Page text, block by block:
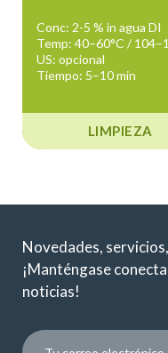
Conc: 2-5 % in agua DI
Temp: 40–60°C /
US: opcional
Tiempo: 5–10 min
LIMPIEZA
Novedades,
¡Manténgase
noticias!